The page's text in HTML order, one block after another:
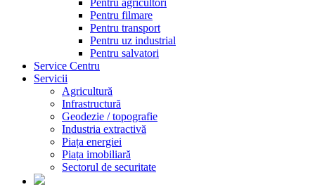
Pentru agricultori
Pentru filmare
Pentru transport
Pentru uz industrial
Pentru salvatori
Service Centru
Servicii
Agricultură
Infrastructură
Geodezie / topografie
Industria extractivă
Piața energiei
Piața imobiliară
Sectorul de securitate